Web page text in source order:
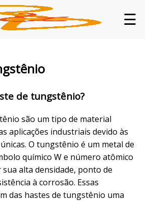
☰
de tungstênio?
são um tipo de material
aplicações industriais devido às
O tungstênio é um metal de
químico W e número atômico
sua alta densidade, ponto de
à corrosão. Essas
das hastes de tungstênio uma